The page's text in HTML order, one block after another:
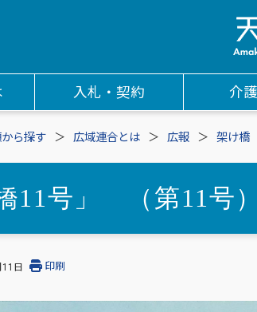
入札・契約 介
ら探す 広域連合とは 広報 架け橋
11号」 （第11号）
日 印刷